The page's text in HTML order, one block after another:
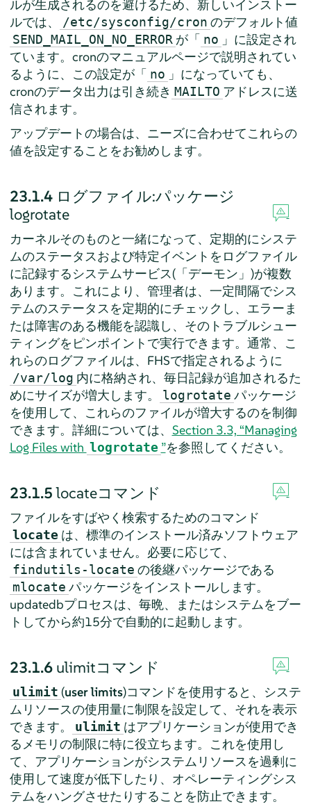
ルが生成されるのを避けるため、新しいインストー
ルでは、
/etc/sysconfig/cron のデフォルト値
SEND_MAIL_ON_NO_ERROR が「 no 」に設定され
ています。cronのマニュアルページで説明されてい
るように、この設定が「 no 」になっていても、
cronのデータ出力は引き続き MAILTO アドレスに送
信されます。
アップデートの場合は、ニーズに合わせてこれらの
値を設定することをお勧めします。
23.1.4 ログファイル:パッケージ
logrotate
カーネルそのものと一緒になって、定期的にシステ
ムのステータスおよび特定イベントをログファイル
に記録するシステムサービス(「デーモン」)が複数
あります。これにより、管理者は、一定間隔でシス
テムのステータスを定期的にチェックし、エラーま
たは障害のある機能を認識し、そのトラブルシュー
ティングをピンポイントで実行できます。通常、こ
れらのログファイルは、FHSで指定されるように
/var/log 内に格納され、毎日記録が追加されるた
めにサイズが増大します。
logrotate パッケージ
を使用して、これらのファイルが増大するのを制御
できます。詳細については、 Section 3.3, “Managing
Log Files with logrotate ”を参照してください。
23.1.5locateコマンド
ファイルをすばやく検索するためのコマンド
locate は、標準のインストール済みソフトウェア
には含まれていません。必要に応じて、
findutils-locate の後継パッケージである
mlocate パッケージをインストールします。
updatedbプロセスは、毎晩、またはシステムをブー
トしてから約15分で自動的に起動します。
23.1.6 ulimitコマンド
ulimit (user limits)コマンドを使用すると、システ
ムリソースの使用量に制限を設定して、それを表示
できます。
ulimit はアプリケーションが使用でき
るメモリの制限に特に役立ちます。これを使用し
て、アプリケーションがシステムリソースを過剰に
使用して速度が低下したり、オペレーティングシス
テムをハングさせたりすることを防止できます。